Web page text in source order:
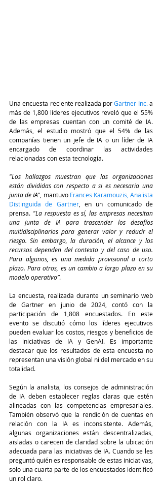
Una encuesta reciente realizada por Gartner Inc. a
más de 1,800 líderes ejecutivos reveló que el 55%
de las empresas cuentan con un comité de IA.
Además, el estudio mostró que el 54% de las
compañías tienen un jefe de IA o un líder de IA
encargado de coordinar las actividades
relacionadas con esta tecnología.
"Los hallazgos muestran que las organizaciones
están divididas con respecto a si es necesaria una
junta de IA" , mantuvo Frances Karamouzis, Analista
Distinguida de Gartner, en un comunicado de
prensa. "La respuesta es sí, las empresas necesitan
una junta de IA para trascender los desafíos
multidisciplinarios para generar valor y reducir el
riesgo. Sin embargo, la duración, el alcance y los
recursos dependen del contexto y del caso de uso.
Para algunos, es una medida provisional a corto
plazo. Para otros, es un cambio a largo plazo en su
modelo operativo”.
La encuesta, realizada durante un seminario web
de Gartner en junio de 2024, contó con la
participación de 1,808 encuestados. En este
evento se discutió cómo los líderes ejecutivos
pueden evaluar los costos, riesgos y beneficios de
las iniciativas de IA y GenAI. Es importante
destacar que los resultados de esta encuesta no
representan una visión global ni del mercado en su
totalidad.
Según la analista, los consejos de administración
de IA deben establecer reglas claras que estén
alineadas con las competencias empresariales.
También observó que la rendición de cuentas en
relación con la IA es inconsistente. Además,
algunas organizaciones están descentralizadas,
aisladas o carecen de claridad sobre la ubicación
adecuada para las iniciativas de IA. Cuando se les
preguntó quién es responsable de estas iniciativas,
solo una cuarta parte de los encuestados identificó
un rol claro.